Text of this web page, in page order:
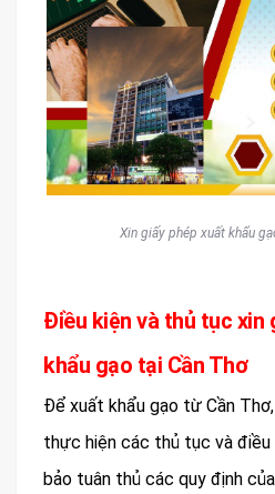
Xin giấy phép xuất khẩu
Điều kiện và thủ tục xin
khẩu gạo tại Cần Thơ
Để xuất khẩu gạo từ Cần
thực hiện các thủ tục và
bảo tuân thủ các quy định